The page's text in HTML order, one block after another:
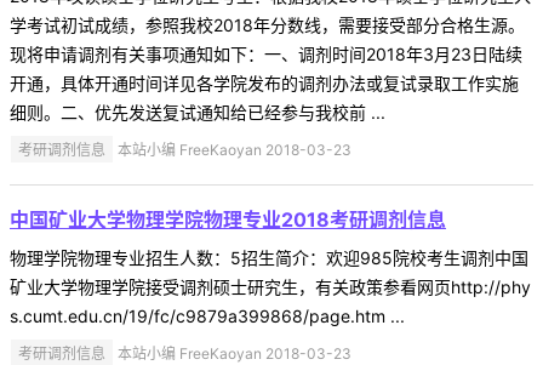
学考试初试成绩，参照我校2018年分数线，需要接受部分合格生源。
现将申请调剂有关事项通知如下：一、调剂时间2018年3月23日陆续
开通，具体开通时间详见各学院发布的调剂办法或复试录取工作实施
细则。二、优先发送复试通知给已经参与我校前 ...
考研调剂信息 本站小编 FreeKaoyan 2018-03-23
中国矿业大学物理学院物理专业2018考研调剂信息
物理学院物理专业招生人数：5招生简介：欢迎985院校考生调剂中国
矿业大学物理学院接受调剂硕士研究生，有关政策参看网页http://phy
s.cumt.edu.cn/19/fc/c9879a399868/page.htm ...
考研调剂信息 本站小编 FreeKaoyan 2018-03-23